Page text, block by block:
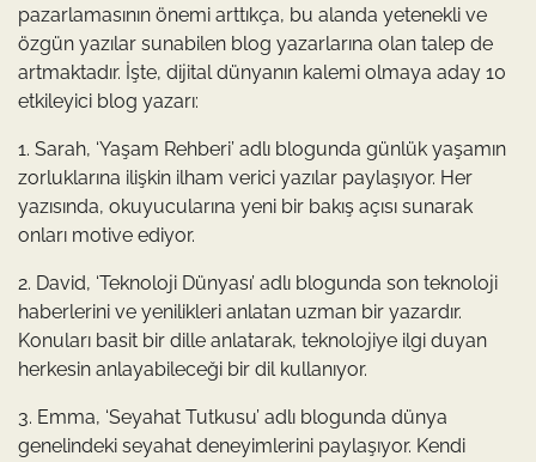
pazarlamasının önemi arttıkça, bu alanda yetenekli ve
özgün yazılar sunabilen blog yazarlarına olan talep de
artmaktadır. İşte, dijital dünyanın kalemi olmaya aday 10
etkileyici blog yazarı:
1. Sarah, ‘Yaşam Rehberi’ adlı blogunda günlük yaşamın
zorluklarına ilişkin ilham verici yazılar paylaşıyor. Her
yazısında, okuyucularına yeni bir bakış açısı sunarak
onları motive ediyor.
2. David, ‘Teknoloji Dünyası’ adlı blogunda son teknoloji
haberlerini ve yenilikleri anlatan uzman bir yazardır.
Konuları basit bir dille anlatarak, teknolojiye ilgi duyan
herkesin anlayabileceği bir dil kullanıyor.
3. Emma, ‘Seyahat Tutkusu’ adlı blogunda dünya
genelindeki seyahat deneyimlerini paylaşıyor. Kendi